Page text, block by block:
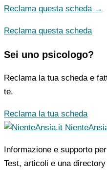
Reclama questa scheda →
Reclama questa scheda
Sei uno psicologo?
Reclama la tua scheda e
te.
Reclama la tua scheda
Informazione e supporto
Test, articoli e una